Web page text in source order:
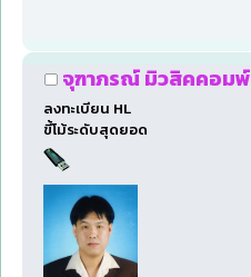
จุฑาภรณ์ มิวสิคคอมพ์
ลงทะเบียน HL
ขี้โม้ระดับสุดยอด